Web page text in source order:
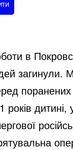
в
загинули.
дитині,